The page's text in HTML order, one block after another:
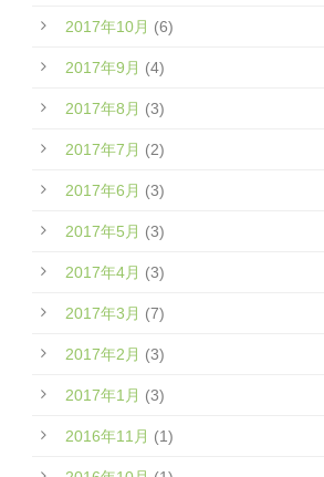
2017年10月 (6)
2017年9月 (4)
2017年8月 (3)
2017年7月 (2)
2017年6月 (3)
2017年5月 (3)
2017年4月 (3)
2017年3月 (7)
2017年2月 (3)
2017年1月 (3)
2016年11月 (1)